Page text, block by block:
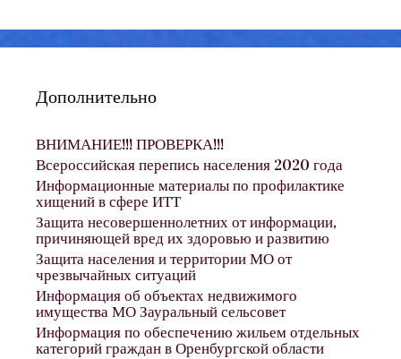
Дополнительно
ВНИМАНИЕ!!! ПРОВЕРКА!!!
Всероссийская перепись населения 2020 года
Информационные материалы по профилактике
хищений в сфере ИТТ
Защита несовершеннолетних от информации,
причиняющей вред их здоровью и развитию
Защита населения и территории МО от
чрезвычайных ситуаций
Информация об объектах недвижимого
имущества МО Зауральный сельсовет
Информация по обеспечению жильем отдельных
категорий граждан в Оренбургской области